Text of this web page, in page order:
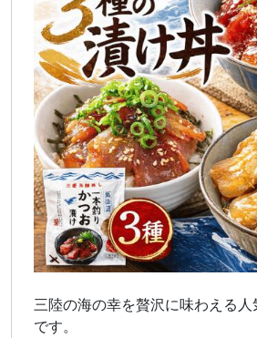
三陸の海の幸を贅沢に味わえる人
です。